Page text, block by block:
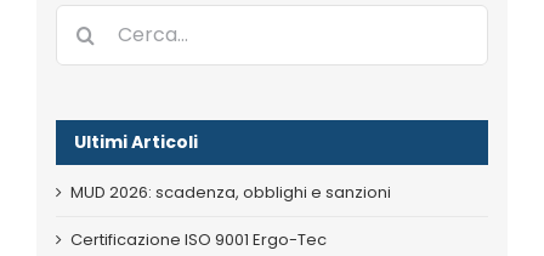
Cerca
per:
Ultimi Articoli
MUD 2026: scadenza, obblighi e sanzioni
Certificazione ISO 9001 Ergo-Tec